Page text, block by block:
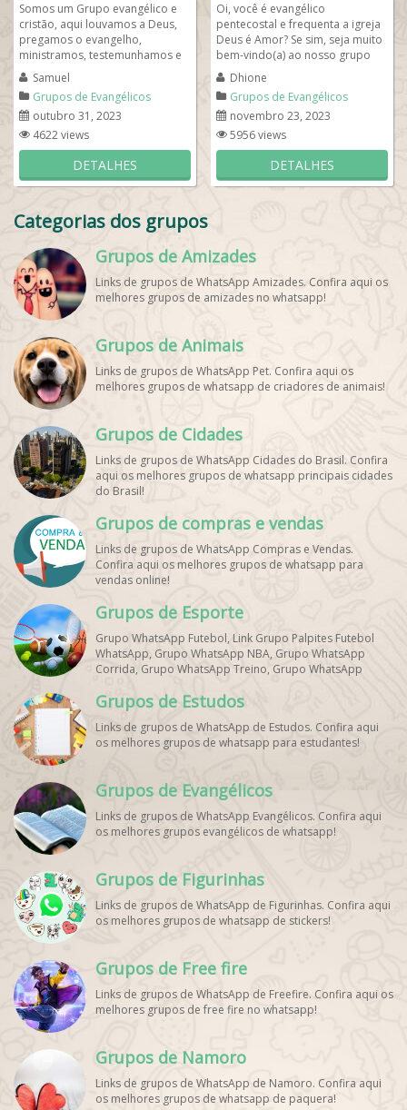
Somos um Grupo evangélico e
cristão, aqui louvamos a Deus,
pregamos o evangelho,
ministramos, testemunhamos e
divulgamos a palavra de Deus!
Temos irmãos de...
Samuel
Grupos de Evangélicos
outubro 31, 2023
4622 views
DETALHES
Oi, você é evangélico
pentecostal e frequenta a igreja
Deus é Amor? Se sim, seja muito
bem-vindo(a) ao nosso grupo
evangélico voltado a salvação de
almas...
Dhione
Grupos de Evangélicos
novembro 23, 2023
5956 views
DETALHES
Categorias dos grupos
Grupos de Amizades
Links de grupos de WhatsApp Amizades. Confira aqui os
melhores grupos de amizades no whatsapp!
Grupos de Animais
Links de grupos de WhatsApp Pet. Confira aqui os
melhores grupos de whatsapp de criadores de animais!
Grupos de Cidades
Links de grupos de WhatsApp Cidades do Brasil. Confira
aqui os melhores grupos de whatsapp principais cidades
do Brasil!
Grupos de compras e vendas
Links de grupos de WhatsApp Compras e Vendas.
Confira aqui os melhores grupos de whatsapp para
vendas online!
Grupos de Esporte
Grupo WhatsApp Futebol, Link Grupo Palpites Futebol
WhatsApp, Grupo WhatsApp NBA, Grupo WhatsApp
Corrida, Grupo WhatsApp Treino, Grupo WhatsApp
WhatsApp, Grupo de Torcedores [Nome do Time]
WhatsApp, Link de Grupos de Esporte Grátis, Grupo
WhatsApp Dicas de Treino, Grupo WhatsApp Futebol Ao
Vivo. Grupo WhatsApp Esporte, Grupos de Esporte
WhatsApp Esporte, Grupo WhatsApp Futebol, Link Grupo
Palpites Futebol WhatsApp, Grupo WhatsApp NBA,
Grupos de Estudos
Links de grupos de WhatsApp de Estudos. Confira aqui
os melhores grupos de whatsapp para estudantes!
Grupos de Evangélicos
Links de grupos de WhatsApp Evangélicos. Confira aqui
os melhores grupos evangélicos de whatsapp!
Grupos de Figurinhas
Links de grupos de WhatsApp de Figurinhas. Confira aqui
os melhores grupos de whatsapp de stickers!
Grupos de Free fire
Links de grupos de WhatsApp de Freefire. Confira aqui os
melhores grupos de free fire no whatsapp!
Grupos de Namoro
Links de grupos de WhatsApp de Namoro. Confira aqui
os melhores grupos de whatsapp de paquera!